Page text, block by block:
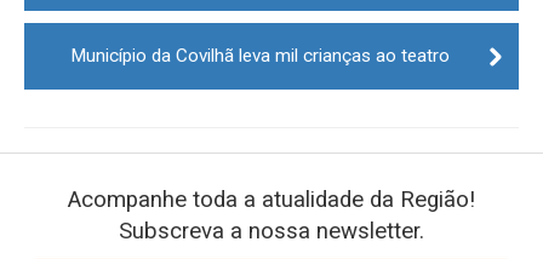
Município da Covilhã leva mil crianças ao teatro
Acompanhe toda a atualidade da Região!
Subscreva a nossa newsletter.